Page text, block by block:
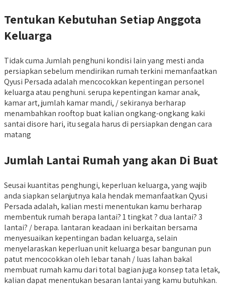
Tentukan Kebutuhan Setiap Anggota
Keluarga
Tidak cuma Jumlah penghuni kondisi lain yang mesti anda
persiapkan sebelum mendirikan rumah terkini memanfaatkan
Qyusi Persada adalah mencocokkan kepentingan personel
keluarga atau penghuni. serupa kepentingan kamar anak,
kamar art, jumlah kamar mandi, / sekiranya berharap
menambahkan rooftop buat kalian ongkang-ongkang kaki
santai disore hari, itu segala harus di persiapkan dengan cara
matang
Jumlah Lantai Rumah yang akan Di Buat
Seusai kuantitas penghungi, keperluan keluarga, yang wajib
anda siapkan selanjutnya kala hendak memanfaatkan Qyusi
Persada adalah, kalian mesti menentukan kamu berharap
membentuk rumah berapa lantai? 1 tingkat ? dua lantai? 3
lantai? / berapa. lantaran keadaan ini berkaitan bersama
menyesuaikan kepentingan badan keluarga, selain
menyelaraskan keperluan unit keluarga besar bangunan pun
patut mencocokkan oleh lebar tanah / luas lahan bakal
membuat rumah kamu dari total bagian juga konsep tata letak,
kalian dapat menentukan besaran lantai yang kamu butuhkan.